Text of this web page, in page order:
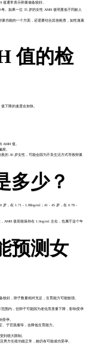
值通常表示卵巢储备较好。
。如果一位 35 岁的女性 AMH 值明显低于同龄人
功能的一个方面，还需要结合其他检查，如性激素
值的检
下降的速度会加快。
AMH 值。
差。
的 30 岁女性，可能会因为不良生活方式导致卵巢
多少？
岁，在 1.71 - 1.88ng/ml；41 - 45 岁，在 0.78 -
AMH 值若能保持在 1.0ng/ml 左右，也属于这个年
预测女
好，卵子数量相对充足，生育能力可能较强。
围内，但卵子可能因为老化而质量下降，影响受孕
受孕。
子宫肌瘤等，会降低生育能力。
到很大限制。
男方生殖功能正常，她仍有可能成功受孕。